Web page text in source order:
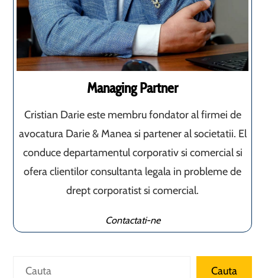
Managing Partner
Cristian Darie este membru fondator al firmei de
avocatura Darie & Manea si partener al societatii. El
conduce departamentul corporativ si comercial si
ofera clientilor consultanta legala in probleme de
drept corporatist si comercial.
Contactati-ne
Caută Cauta